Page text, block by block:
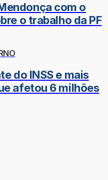
com o
o trabalho da PF
do INSS e mais
afetou 6 milhões